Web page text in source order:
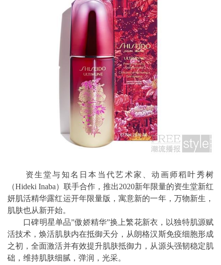
资生堂与知名日本当代艺术家、动画师稻叶秀树
（Hideki Inaba）联手合作，推出2020新年限量的资生堂新红
妍肌活精华露红运开年限量版，寓意新的一年，万物新生，
肌肤也从新开始。
口碑明星单品”傲娇精华”换上繁花新衣，以独特肌源赋
活技术，焕活肌肤内在抵御天分，从朗格汉斯免疫细胞形成
之初，全面激活并有效提升肌肤抵御力，从源头强韧稳定肌
础，维持肌肤细腻，弹润，光采。